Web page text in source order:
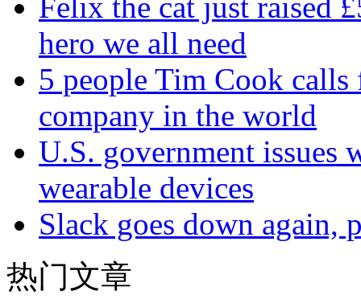
hero we all need
5 people Tim Cook
company in the world
U.S. government issues
wearable devices
Slack goes down again,
热门文章